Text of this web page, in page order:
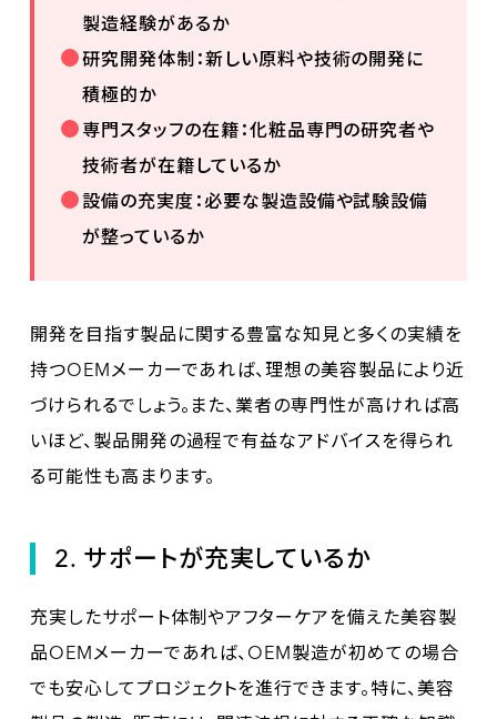
製造経験があるか
研究開発体制：新しい原料や技術の開発に
積極的か
専門スタッフの在籍：化粧品専門の研究者や
技術者が在籍しているか
設備の充実度：必要な製造設備や試験設備
が整っているか
開発を目指す製品に関する豊富な知見と多くの実績を
持つOEMメーカーであれば、理想の美容製品により近
づけられるでしょう。また、業者の専門性が高ければ高
いほど、製品開発の過程で有益なアドバイスを得られ
る可能性も高まります。
2. サポートが充実しているか
充実したサポート体制やアフターケアを備えた美容製
品OEMメーカーであれば、OEM製造が初めての場合
でも安心してプロジェクトを進行できます。特に、美容